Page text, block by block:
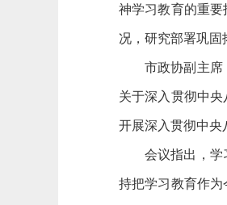
神学习教育的重
况，研究部署巩固
市政协副主席
关于深入贯彻中
开展深入贯彻中央
会议指出，学
持把学习教育作